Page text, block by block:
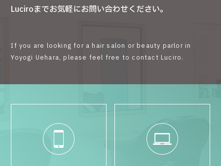
Luciroまでお気軽にお問い合わせください。
If you are looking for a hair salon or beauty parlor in
Yoyogi Uehara, please feel free to contact Luciro.